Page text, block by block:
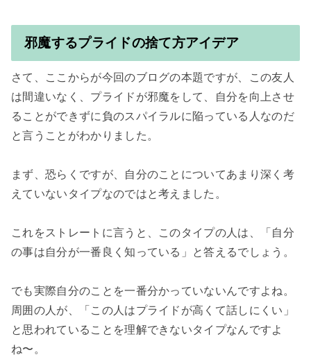
邪魔するプライドの捨て方アイデア
さて、ここからが今回のブログの本題ですが、この友人
は間違いなく、プライドが邪魔をして、自分を向上させ
ることができずに負のスパイラルに陥っている人なのだ
と言うことがわかりました。
まず、恐らくですが、自分のことについてあまり深く考
えていないタイプなのではと考えました。
これをストレートに言うと、このタイプの人は、「自分
の事は自分が一番良く知っている」と答えるでしょう。
でも実際自分のことを一番分かっていないんですよね。
周囲の人が、「この人はプライドが高くて話しにくい」
と思われていることを理解できないタイプなんですよ
ね〜。